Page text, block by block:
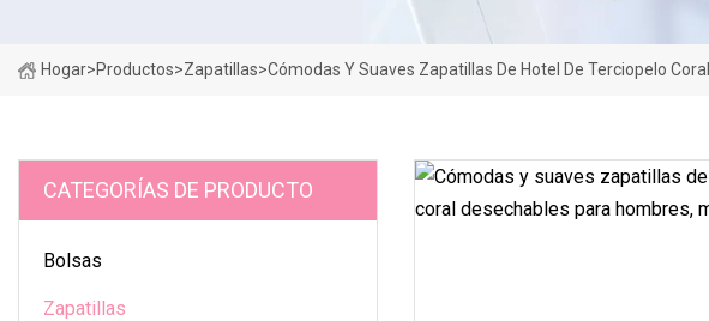
Hogar>Productos>Zapatillas>Cómodas Y Suaves Zapatillas De Hotel De Terciopelo
CATEGORÍAS DE PRODUCTO
Bolsas
Zapatillas